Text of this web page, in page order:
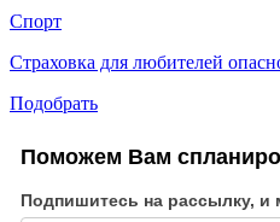
Спорт
Страховка для любителей
Подобрать
Поможем Вам
Подпишитесь на рассылку,